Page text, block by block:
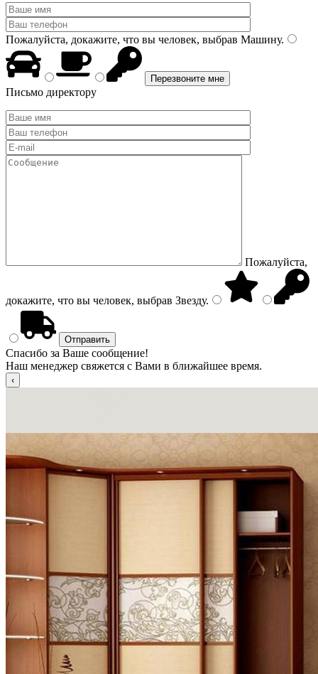
Пожалуйста, докажите, что вы человек, выбрав Машину.
Письмо директору
Пожалуйста,
докажите, что вы человек, выбрав Звезду.
Спасибо за Ваше сообщение!
Наш менеджер свяжется с Вами в ближайшее время.